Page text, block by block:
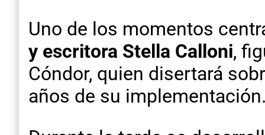
Uno de los momentos
y escritora Stella Calloni,
Cóndor, quien disertará
años de su